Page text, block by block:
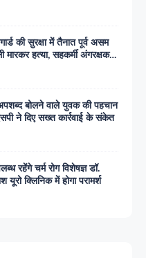
की सुरक्षा में तैनात पूर्व असम
मारकर हत्या, सहकर्मी अंगरक्षक
बोलने वाले युवक की पहचान
ने दिए सख्त कार्रवाई के संकेत
रहेंगे चर्म रोग विशेषज्ञ डॉ.
यूरो क्लिनिक में होगा परामर्श